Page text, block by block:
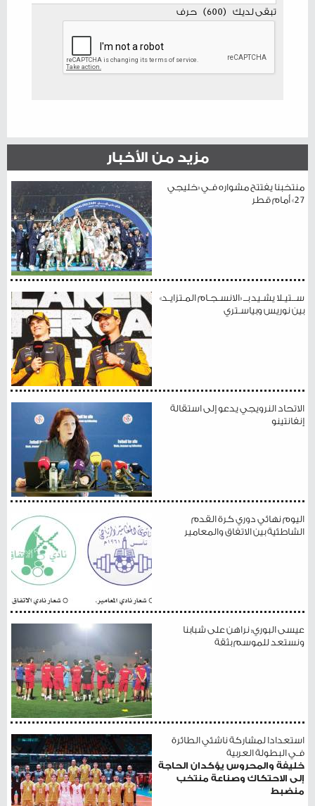
تبقى لديك (
600
) حرف
مزيد من الأخبار
منتخبنا يفتتح مشواره فـي «خليجي
27» أمام قطر
ســتيـلا يشـيد بــ «الانسـجـام المـتزايـد»
بين نوريس وبياسـتري
الاتحاد النرويجي يدعو إلى استقالة
إنفانتينو
اليوم نهائي دوري كرة القدم
الشاطئية بين الاتفاق والمعامير
عيسى البوري: نراهن على شبابنا
ونستعد للموسم بثقة
استعدادا لمشاركة ناشئي الطائرة
فـي البطولة العربية
خليفة والمحروس يؤكدان الحاجة
إلى الاحتكاك وصناعة منتخب
منضبط